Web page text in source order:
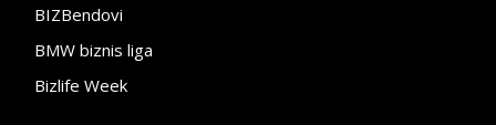
BIZBendovi
BMW biznis liga
Bizlife Week